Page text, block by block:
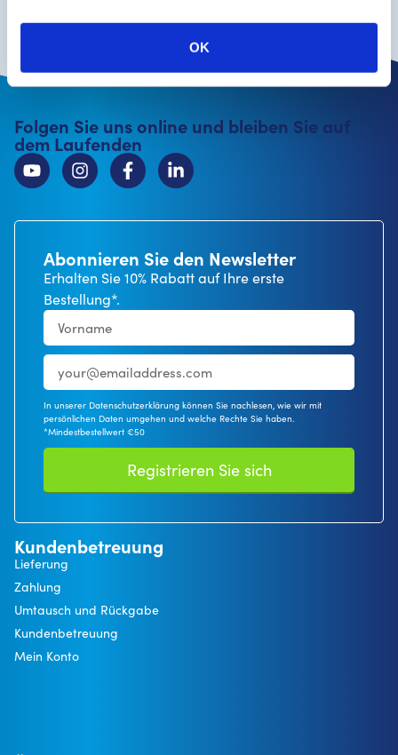
OK
Folgen Sie uns online und bleiben Sie auf
dem Laufenden
Abonnieren Sie den Newsletter
Erhalten Sie 10% Rabatt auf Ihre erste
Bestellung*.
In unserer Datenschutzerklärung können Sie nachlesen, wie wir mit
persönlichen Daten umgehen und welche Rechte Sie haben.
*Mindestbestellwert €50
Registrieren Sie sich
Kundenbetreuung
Lieferung
Zahlung
Umtausch und Rückgabe
Kundenbetreuung
Mein Konto